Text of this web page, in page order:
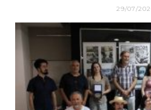
29/07/